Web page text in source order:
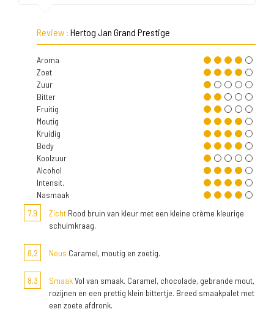
Review : Hertog Jan Grand Prestige
Aroma
Zoet
Zuur
Bitter
Fruitig
Moutig
Kruidig
Body
Koolzuur
Alcohol
Intensit.
Nasmaak
7,9
Zicht Rood bruin van kleur met een kleine crème kleurige
schuimkraag.
8,2 Neus Caramel, moutig en zoetig.
8,3 SmaakVol van smaak. Caramel, chocolade, gebrande mout,
rozijnen en een prettig klein bittertje. Breed smaakpalet met
een zoete afdronk.